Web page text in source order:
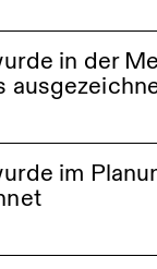
in der
im